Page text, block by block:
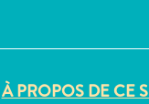
À PROPOS DE CE